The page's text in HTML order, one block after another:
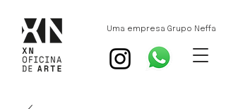
Uma empresa Grupo Neffa